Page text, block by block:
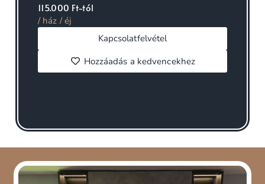
115.000 Ft-tól
/ ház / éj
Kapcsolatfelvétel
Hozzáadás a kedvencekhez